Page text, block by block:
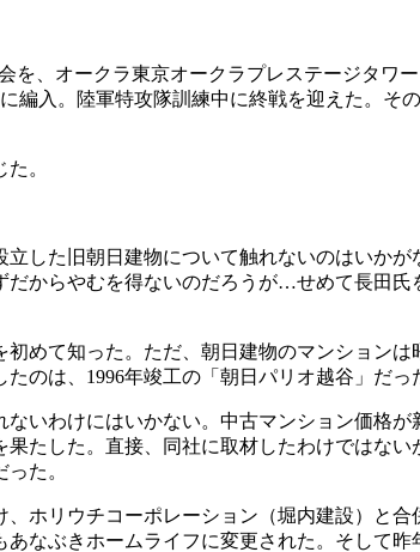
、オークラ東京オークラプレステージタワー
編入。陸軍特攻隊訓練中に終戦を迎えた。そ
。
した旧朝日建物について触れないのはいかが
からやむを得ないのだろうが…せめて長田氏
めて知った。ただ、朝日建物のマンションは
のは、 1996年竣工の「朝日パリオ越谷」だっ
いわけにはいかない。中古マンション価格が
たした。直接、同社に取材したわけではない
た。
ホリウチコーポレーション（堀内建設）と合
なぶきホームライフに変更された。そして昨